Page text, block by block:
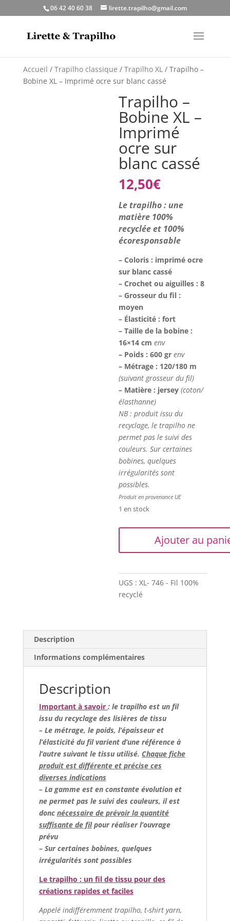
06 42 40 60 38 lirette.trapilho@gmail.com
Accueil / Trapilho classique / Trapilho XL/ Trapilho –
Bobine XL – Imprimé ocre sur blanc cassé
Trapilho –
Bobine XL –
Imprimé
ocre sur
blanc cassé
12,50€
Le trapilho : une
matière 100%
recyclée et 100%
écoresponsable
– Coloris : imprimé ocre
sur blanc cassé
– Crochet ou aiguilles : 8
– Grosseur du fil :
moyen
– Élasticité : fort
– Taille de la bobine :
16×14 cmenv
– Poids : 600 grenv
– Métrage : 120/180 m
(suivant grosseur du fil)
– Matière : jersey(coton/
élasthanne)
NB : produit issu du
recyclage, le trapilho ne
permet pas le suivi des
couleurs. Sur certaines
bobines, quelques
irrégularités sont
possibles.
Produit en provenance UE
1 en stock
Trapilho
Bobine
XL
blanc
cassé
Ajouter au
UGS :XL- 746 - Fil 100%
recyclé
Description
Informations complémentaires
Description
Important à savoir : le trapilho est un fil
issu du recyclage des lisières de tissu
– Le métrage, le poids, l’épaisseur et
l’élasticité du fil varient d’une référence à
l’autre suivant le tissu utilisé. Chaque fiche
produit est différente et précise ces
diverses indications
– La gamme est en constante évolution et
ne permet pas le suivi des couleurs, il est
donc nécessaire de prévoir la quantité
suffisante de filpour réaliser l’ouvrage
prévu
– Sur certaines bobines, quelques
irrégularités sont possibles
Le trapilho : un fil de tissu pour des
créations rapides et faciles
Appelé indifféremment trapilho, t-shirt yarn,